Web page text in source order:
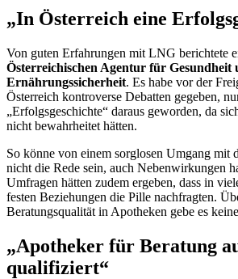
„In Österreich eine
Von guten Erfahrungen mit LNG berichtete
Österreichischen Agentur für Gesundheit
Ernährungssicherheit. Es habe vor der
Österreich kontroverse Debatten gegeben,
„Erfolgsgeschichte“ daraus geworden, da
nicht bewahrheitet hätten.
So könne von einem sorglosen Umgang mit
nicht die Rede sein, auch Nebenwirkungen
Umfragen hätten zudem ergeben, dass in
festen Beziehungen die Pille nachfragten.
Beratungsqualität in Apotheken gebe es
„Apotheker für Beratung
qualifiziert“